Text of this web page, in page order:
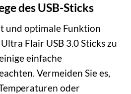
des USB-Sticks
und optimale Funktion
Flair USB 3.0 Sticks zu
einfache
Vermeiden Sie es,
oder